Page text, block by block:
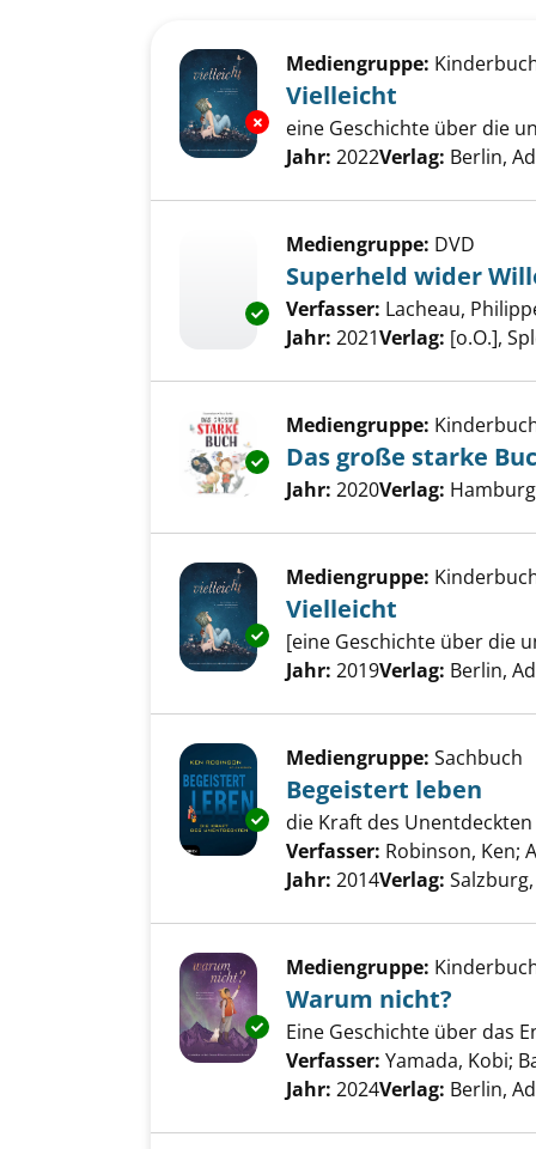
Exemplar-Details von
Mediengruppe:
Vielleicht
eine Geschichte über die
Suche nach diesem
Jahr: 2022Verlag: Berlin,
Exemplar-Details von
Mediengruppe: DVD
Superheld wider
Verfasser: Lacheau,
Jahr: 2021Verlag: [o.O.],
Exemplar-Details von Das
Mediengruppe:
Das große starke
Suche nach diesem
Jahr: 2020Verlag:
Exemplar-Details von
Mediengruppe:
Vielleicht
[eine Geschichte über die
Suche nach diesem
Jahr: 2019Verlag: Berlin,
Exemplar-Details von
Mediengruppe: Sachbuch
Begeistert leben
die Kraft des Unentdeckten
Verfasser: Robinson, Ken;
Jahr: 2014Verlag:
Exemplar-Details von Warum
Mediengruppe:
Warum nicht?
Eine Geschichte über das
Verfasser: Yamada, Kobi;
Jahr: 2024Verlag: Berlin,